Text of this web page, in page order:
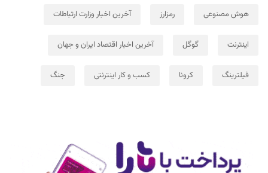
هوش مصنوعی رمزارز آخرین اخبار وزارت ارتباطات
اینترنت گوگل آخرین اخبار اقتصاد ایران و جهان
فیلترینگ کرونا کسب و کار اینترنتی جنگ